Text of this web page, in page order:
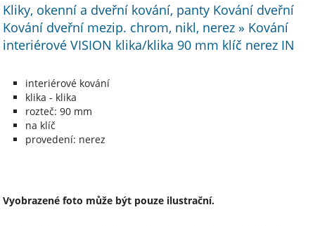
Kliky, okenní a dveřní kování, panty Kování dveřní
Kování dveřní mezip. chrom, nikl, nerez » Kování
interiérové VISION klika/klika 90 mm klíč nerez IN
interiérové kování
klika - klika
rozteč: 90 mm
na klíč
provedení: nerez
Vyobrazené foto může být pouze ilustrační.